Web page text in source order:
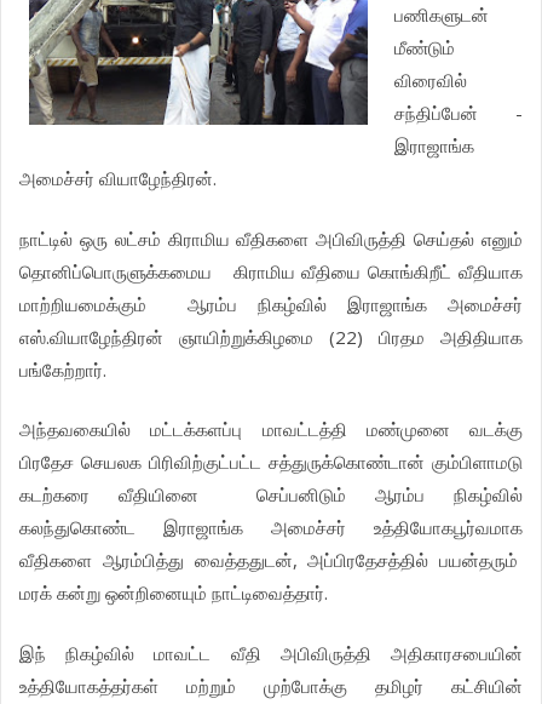
பணிகளுடன்
மீண்டும்
விரைவில்
சந்திப்பேன் -
இராஜாங்க
அமைச்சர் வியாழேந்திரன்.
நாட்டில் ஒரு லட்சம் கிராமிய வீதிகளை அபிவிருத்தி செய்தல் எனும்
தொனிப்பொருளுக்கமைய கிராமிய வீதியை கொங்கிறீட் வீதியாக
மாற்றியமைக்கும் ஆரம்ப நிகழ்வில் இராஜாங்க அமைச்சர்
எஸ்.வியாழேந்திரன் ஞாயிற்றுக்கிழமை (22) பிரதம அதிதியாக
பங்கேற்றார்.
அந்தவகையில் மட்டக்களப்பு மாவட்டத்தி மண்முனை வடக்கு
பிரதேச செயலக பிரிவிற்குட்பட்ட சத்துருக்கொண்டான் கும்பிளாமடு
கடற்கரை வீதியினை செப்பனிடும் ஆரம்ப நிகழ்வில்
கலந்துகொண்ட இராஜாங்க அமைச்சர் உத்தியோகபூர்வமாக
வீதிகளை ஆரம்பித்து வைத்ததுடன், அப்பிரதேசத்தில் பயன்தரும்
மரக் கன்று ஒன்றினையும் நாட்டிவைத்தார்.
இந் நிகழ்வில் மாவட்ட வீதி அபிவிருத்தி அதிகாரசபையின்
உத்தியோகத்தர்கள் மற்றும் முற்போக்கு தமிழர் கட்சியின்